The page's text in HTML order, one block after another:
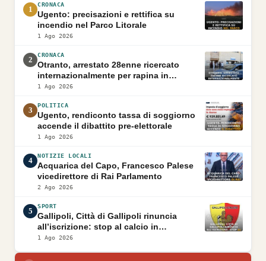
1
CRONACA
Ugento: precisazioni e rettifica su
incendio nel Parco Litorale
1 Ago 2026
2
CRONACA
Otranto, arrestato 28enne ricercato
internazionalmente per rapina in
Pakistan
1 Ago 2026
3
POLITICA
Ugento, rendiconto tassa di soggiorno
accende il dibattito pre-elettorale
1 Ago 2026
4
NOTIZIE LOCALI
Acquarica del Capo, Francesco Palese
vicedirettore di Rai Parlamento
2 Ago 2026
5
SPORT
Gallipoli, Città di Gallipoli rinuncia
all’iscrizione: stop al calcio in
Promozione
1 Ago 2026